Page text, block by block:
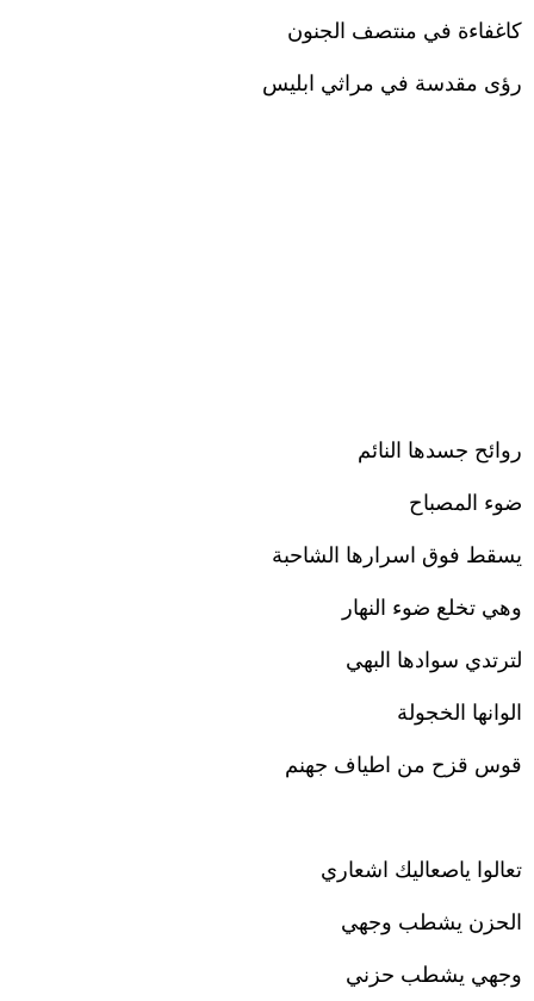
كاغفاءة في منتصف الجنون
رؤى مقدسة في مراثي ابليس
روائح جسدها النائم
ضوء المصباح
يسقط فوق اسرارها الشاحبة
وهي تخلع ضوء النهار
لترتدي سوادها البهي
الوانها الخجولة
قوس قزح من اطياف جهنم
تعالوا ياصعاليك اشعاري
الحزن يشطب وجهي
وجهي يشطب حزني